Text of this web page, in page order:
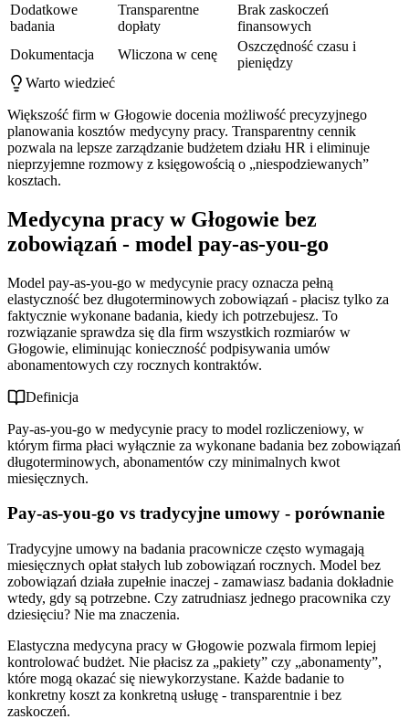
Dodatkowe
badania
Transparentne
dopłaty
Brak zaskoczeń
finansowych
Dokumentacja
Wliczona w cenę
Oszczędność czasu i
pieniędzy
Warto wiedzieć
Większość firm w Głogowie docenia możliwość precyzyjnego
planowania kosztów medycyny pracy. Transparentny cennik
pozwala na lepsze zarządzanie budżetem działu HR i eliminuje
nieprzyjemne rozmowy z księgowością o „niespodziewanych”
kosztach.
Medycyna pracy w Głogowie bez
zobowiązań - model pay-as-you-go
Model pay-as-you-go w medycynie pracy oznacza pełną
elastyczność bez długoterminowych zobowiązań - płacisz tylko za
faktycznie wykonane badania, kiedy ich potrzebujesz. To
rozwiązanie sprawdza się dla firm wszystkich rozmiarów w
Głogowie, eliminując konieczność podpisywania umów
abonamentowych czy rocznych kontraktów.
Definicja
Pay-as-you-go w medycynie pracy to model rozliczeniowy, w
którym firma płaci wyłącznie za wykonane badania bez zobowiązań
długoterminowych, abonamentów czy minimalnych kwot
miesięcznych.
Pay-as-you-go vs tradycyjne umowy - porównanie
Tradycyjne umowy na badania pracownicze często wymagają
miesięcznych opłat stałych lub zobowiązań rocznych. Model bez
zobowiązań działa zupełnie inaczej - zamawiasz badania dokładnie
wtedy, gdy są potrzebne. Czy zatrudniasz jednego pracownika czy
dziesięciu? Nie ma znaczenia.
Elastyczna medycyna pracy w Głogowie pozwala firmom lepiej
kontrolować budżet. Nie płacisz za „pakiety” czy „abonamenty”,
które mogą okazać się niewykorzystane. Każde badanie to
konkretny koszt za konkretną usługę - transparentnie i bez
zaskoczeń.